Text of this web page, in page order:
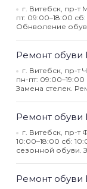
г. Витебск, пр-т
пт: 09:00–18:00
Обнволение
Ремонт
г. Витебск, пр-т
пн-пт:
Замена стелек.
Ремонт
г. Витебск, пр-т
10:00–18:00 сб:
сезонной обуви.
Ремонт обуви